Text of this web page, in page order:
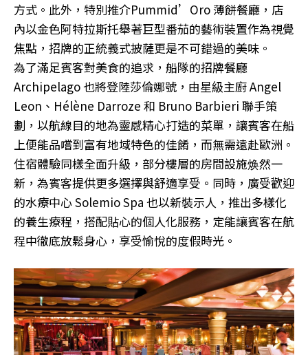
方式。此外，特別推介Pummid’Oro 薄餅餐廳，店
內以金色阿特拉斯托舉著巨型番茄的藝術裝置作為視覺
焦點，招牌的正統義式披薩更是不可錯過的美味。
為了滿足賓客對美食的追求，船隊的招牌餐廳
Archipelago 也將登陸莎倫娜號，由星級主廚 Angel
Leon、Hélène Darroze 和 Bruno Barbieri 聯手策
劃，以航線目的地為靈感精心打造的菜單，讓賓客在船
上便能品嚐到富有地域特色的佳餚，而無需遠赴歐洲。
住宿體驗同樣全面升級，部分樓層的房間設施焕然一
新，為賓客提供更多選擇與舒適享受。同時，廣受歡迎
的水療中心 Solemio Spa 也以新裝示人，推出多樣化
的養生療程，搭配貼心的個人化服務，定能讓賓客在航
程中徹底放鬆身心，享受愉悅的度假時光。